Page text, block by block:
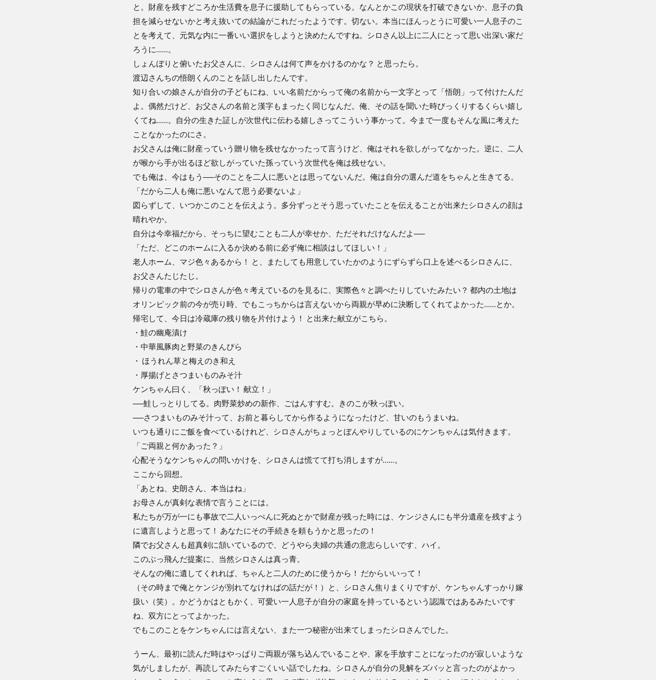
と。財産を残すどころか生活費を息子に援助してもらっている。なんとかこの現状を打破できないか、息子の負
担を減らせないかと考え抜いての結論がこれだったようです。切ない。本当にほんっとうに可愛い一人息子のこ
とを考えて、元気な内に一番いい選択をしようと決めたんですね。シロさん以上に二人にとって思い出深い家だ
ろうに……。
しょんぼりと俯いたお父さんに、シロさんは何て声をかけるのかな？ と思ったら。
渡辺さんちの悟朗くんのことを話し出したんです。
知り合いの娘さんが自分の子どもにね、いい名前だからって俺の名前から一文字とって「悟朗」って付けたんだ
よ。偶然だけど、お父さんの名前と漢字もまったく同じなんだ。俺、その話を聞いた時びっくりするくらい嬉し
くてね……。自分の生きた証しが次世代に伝わる嬉しさってこういう事かって。今まで一度もそんな風に考えた
ことなかったのにさ。
お父さんは俺に財産っていう贈り物を残せなかったって言うけど、俺はそれを欲しがってなかった。逆に、二人
が喉から手が出るほど欲しがっていた孫っていう次世代を俺は残せない。
でも俺は、今はもう──そのことを二人に悪いとは思ってないんだ。俺は自分の選んだ道をちゃんと生きてる。
「だから二人も俺に悪いなんて思う必要ないよ」
図らずして、いつかこのことを伝えよう。多分ずっとそう思っていたことを伝えることが出来たシロさんの顔は
晴れやか。
自分は今幸福だから、そっちに望むことも二人が幸せか、ただそれだけなんだよ──
「ただ、どこのホームに入るか決める前に必ず俺に相談はしてほしい！」
老人ホーム、マジ色々あるから！ と、またしても用意していたかのようにずらずら口上を述べるシロさんに、
お父さんたじたじ。
帰りの電車の中でシロさんが色々考えているのを見るに、実際色々と調べたりしていたみたい？ 都内の土地は
オリンピック前の今が売り時、でもこっちからは言えないから両親が早めに決断してくれてよかった……とか。
帰宅して、今日は冷蔵庫の残り物を片付けよう！ と出来た献立がこちら。
・鮭の幽庵漬け
・中華風豚肉と野菜のきんぴら
・ ほうれん草と梅えのき和え
・厚揚げとさつまいものみそ汁
ケンちゃん曰く、「秋っぽい！ 献立！」
──鮭しっとりしてる。肉野菜炒めの新作、ごはんすすむ。きのこが秋っぽい。
──さつまいものみそ汁って、お前と暮らしてから作るようになったけど、甘いのもうまいね。
いつも通りにご飯を食べているけれど、シロさんがちょっとぼんやりしているのにケンちゃんは気付きます。
「ご両親と何かあった？」
心配そうなケンちゃんの問いかけを、シロさんは慌てて打ち消しますが……。
ここから回想。
「あとね、史朗さん、本当はね」
お母さんが真剣な表情で言うことには。
私たちが万が一にも事故で二人いっぺんに死ぬとかで財産が残った時には、ケンジさんにも半分遺産を残すよう
に遺言しようと思って！ あなたにその手続きを頼もうかと思ったの！
隣でお父さんも超真剣に頷いているので、どうやら夫婦の共通の意志らしいです、ハイ。
このぶっ飛んだ提案に、当然シロさんは真っ青。
そんなの俺に遺してくれれば、ちゃんと二人のために使うから！ だからいいって！
（その時まで俺とケンジが別れてなければの話だが！）と、シロさん焦りまくりですが、ケンちゃんすっかり嫁
扱い（笑）。かどうかはともかく、可愛い一人息子が自分の家庭を持っているという認識ではあるみたいです
ね、双方にとってよかった。
でもこのことをケンちゃんには言えない、また一つ秘密が出来てしまったシロさんでした。
うーん、最初に読んだ時はやっぱりご両親が落ち込んでいることや、家を手放すことになったのが寂しいような
気がしましたが、再読してみたらすごくいい話でしたね。シロさんが自分の見解をズバッと言ったのがよかっ